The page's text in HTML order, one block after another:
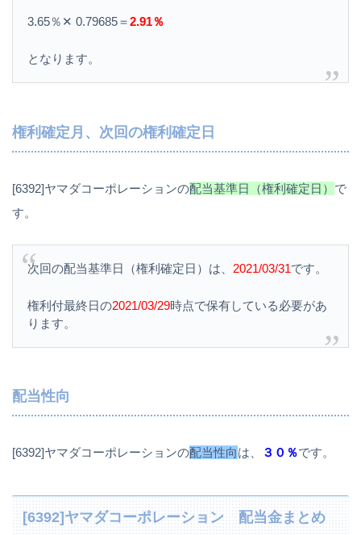
3.65％✕ 0.79685＝2.91％
となります。
権利確定月、次回の権利確定日
[6392]ヤマダコーポレーションの配当基準日（権利確定日） で
す。
次回の配当基準日（権利確定日）は、 2021/03/31です。
権利付最終日の2021/03/29時点で保有している必要があ
ります。
配当性向
[6392]ヤマダコーポレーションの配当性向は、 ３０％です。
[6392]ヤマダコーポレーション 配当金まとめ